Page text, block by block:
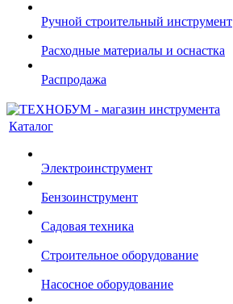
Ручной строительный инструмент
Расходные материалы и оснастка
Распродажа
Каталог
Электроинструмент
Бензоинструмент
Садовая техника
Строительное оборудование
Насосное оборудование